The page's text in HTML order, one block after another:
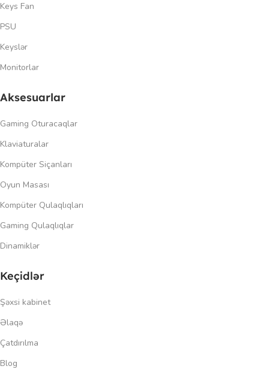
Keys Fan
PSU
Keyslər
Monitorlar
Aksesuarlar
Gaming Oturacaqlar
Klaviaturalar
Kompüter Siçanları
Oyun Masası
Kompüter Qulaqlıqları
Gaming Qulaqlıqlar
Dinamiklər
Keçidlər
Şəxsi kabinet
Əlaqə
Çatdırılma
Blog